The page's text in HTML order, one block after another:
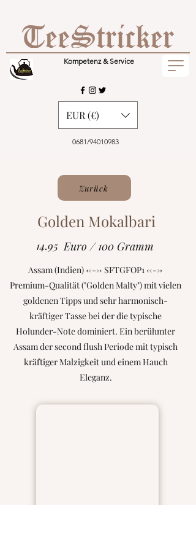
Kompetenz & Service
0681/94010983
EUR (€)
Zurück
Golden Mokalbari
14.95 Euro / 100 Gramm
Assam (Indien) <---> SFTGFOP1 <--->
Premium-Qualität ("Golden Malty") mit vielen
goldenen Tipps und sehr harmonisch-
kräftiger Tasse bei der die typische
Holunder-Note dominiert. Ein berühmter
Assam der second flush Periode mit typisch
kräftiger Malzigkeit und einem Hauch
Eleganz.